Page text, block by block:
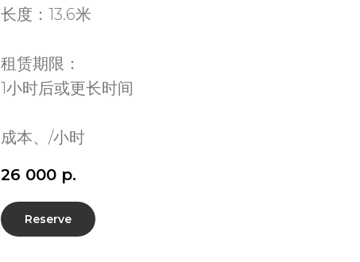
长度：13.6米
租赁期限：
1小时后或更长时间
成本、/小时
26 000 р.
Reserve